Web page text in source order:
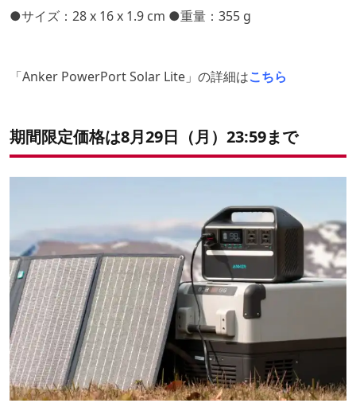
●サイズ：28 x 16 x 1.9 cm ●重量：355 g
「Anker PowerPort Solar Lite」の詳細はこちら
期間限定価格は8月29日（月）23:59まで